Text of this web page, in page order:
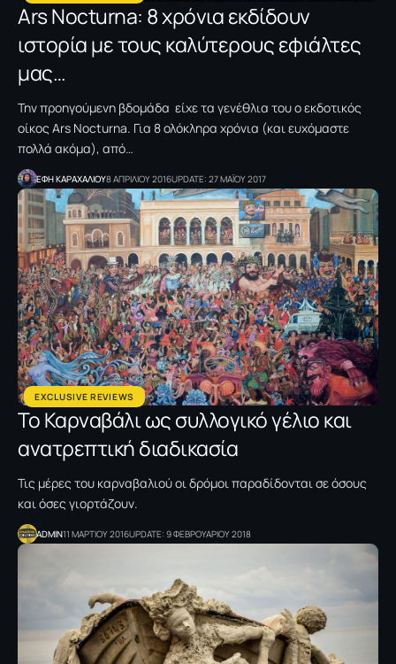
Ars Nocturna: 8 χρόνια εκδίδουν
ιστορία με τους καλύτερους εφιάλτες
μας…
Την προηγούμενη βδομάδα είχε τα γενέθλια του ο εκδοτικός
οίκος Αrs Nocturna. Για 8 ολόκληρα χρόνια (και ευχόμαστε
πολλά ακόμα), από…
ΕΦΗ KΑΡΑΧΑΛΙΟΥ8 ΑΠΡΙΛΙΟΥ 2016UPDATE: 27 ΜΑΪΟΥ 2017
EXCLUSIVE REVIEWS
Το Καρναβάλι ως συλλογικό γέλιο και
ανατρεπτική διαδικασία
Τις μέρες του καρναβαλιού οι δρόμοι παραδίδονται σε όσους
και όσες γιορτάζουν.
ADMIN11 ΜΑΡΤΙΟΥ 2016UPDATE: 9 ΦΕΒΡΟΥΑΡΙΟΥ 2018